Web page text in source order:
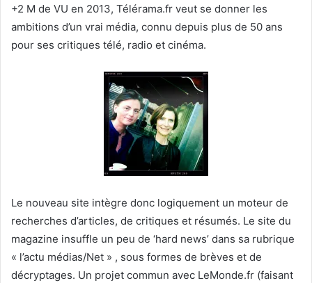
+2 M de VU en 2013, Télérama.fr veut se donner les
ambitions d’un vrai média, connu depuis plus de 50 ans
pour ses critiques télé, radio et cinéma.
Le nouveau site intègre donc logiquement un moteur de
recherches d’articles, de critiques et résumés. Le site du
magazine insuffle un peu de ‘hard news’ dans sa rubrique
« l’actu médias/Net » , sous formes de brèves et de
décryptages. Un projet commun avec LeMonde.fr (faisant